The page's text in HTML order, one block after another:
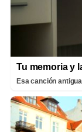
Tu memoria y
Esa canción